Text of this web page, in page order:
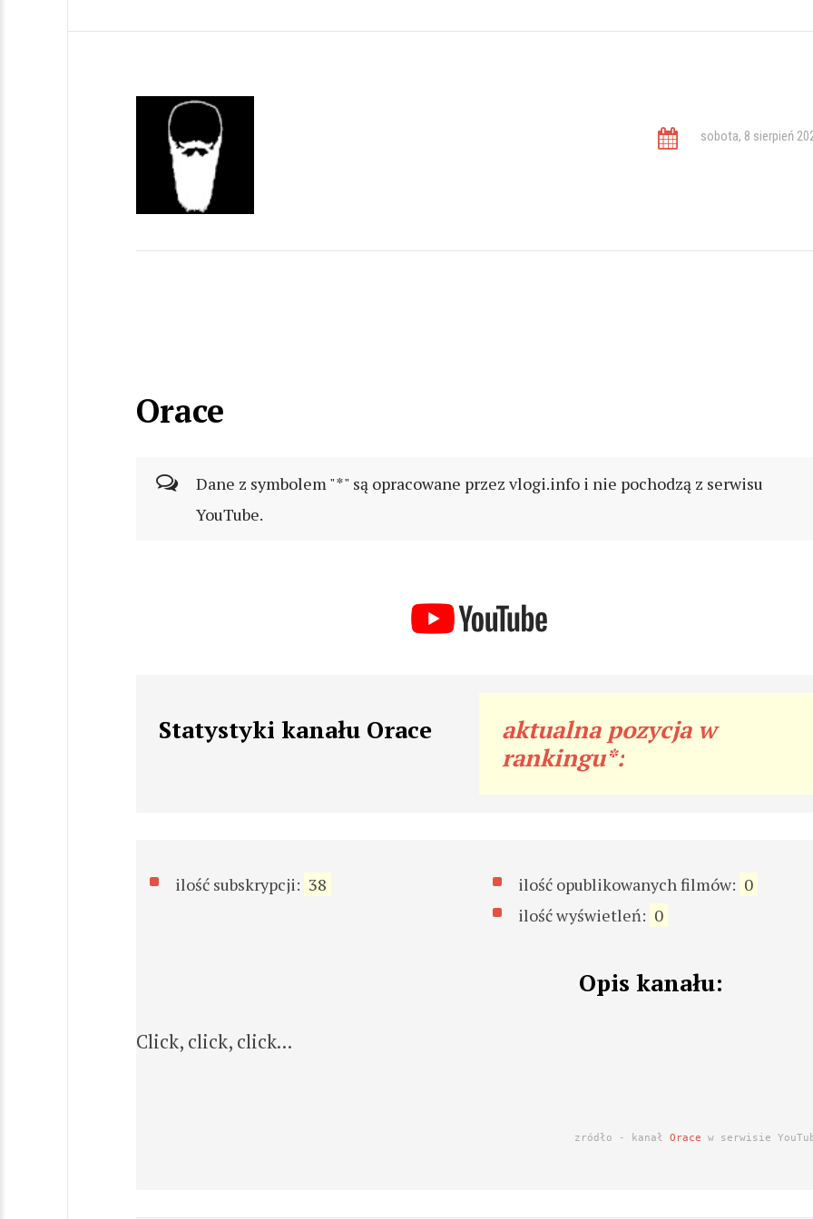
sobota, 8 sierpień
Orace
Dane z symbolem "*" są opracowane przez vlogi.info i nie pochodzą z serwisu
YouTube.
Statystyki kanału Orace
aktualna pozycja w
rankingu*:
ilość subskrypcji: 38 ilość opublikowanych filmów: 0
ilość wyświetleń: 0
Opis kanału:
Click, click, click...
zródło - kanałOrace w serwisie